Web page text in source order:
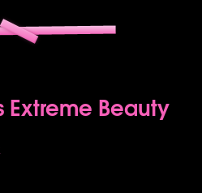
Extreme Beauty